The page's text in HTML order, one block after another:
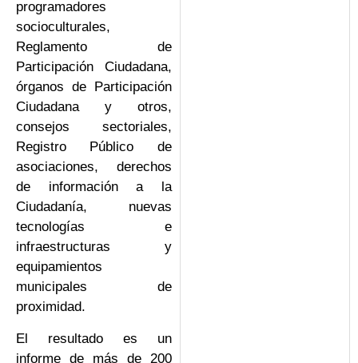
programadores
socioculturales,
Reglamento de
Participación Ciudadana,
órganos de Participación
Ciudadana y otros,
consejos sectoriales,
Registro Público de
asociaciones, derechos
de información a la
Ciudadanía, nuevas
tecnologías e
infraestructuras y
equipamientos
municipales de
proximidad.
El resultado es un
informe de más de 200